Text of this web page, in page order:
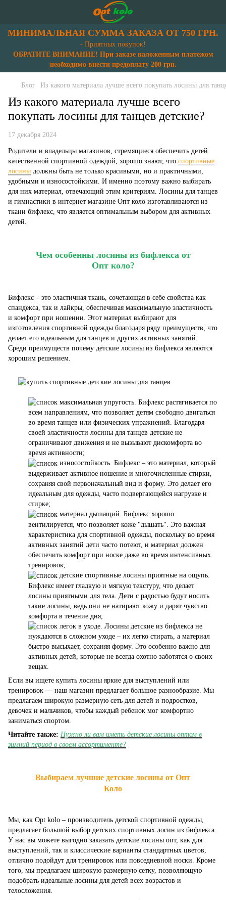
МИНИМАЛЬНАЯ СУММА ЗАКАЗА ОТ 750 ГРН.
- Приятных покупок!
ОБРАТИТЕ ВНИМАНИЕ! При заказе наложенным платежом
необходимо внести предоплату 200 грн.
Блог Из какого материала лучше всего покупать лосины для
Из какого материала лучше всего
покупать лосины для танцев детские?
17 декабря 2024
Родители и владельцы магазинов, стремящиеся обеспечить детей
качественной спортивной одеждой, хорошо знают, что спортивные
лосины должны быть не только красивыми, но и практичными,
удобными и износостойкими. И именно поэтому важно выбирать
для них материал, отвечающий этим критериям. Лосины для танцев
и гимнастики в интернет магазине Опт коло изготавливаются из
ткани бифлекс, что является оптимальным выбором для активных
детей.
Чем особенны лосины из бифлекса от
Опт коло?
Бифлекс – это эластичная ткань, сочетающая в себе свойства как
спандекса, так и лайкры, обеспечивая максимальную эластичность
и комфорт при ношении. Этот материал выбирают для
изготовления спортивной одежды благодаря ряду преимуществ, что
делает его идеальным для танцев и других активных занятий.
Среди преимуществ почему детские лосины из бифлекса являются
хорошим решением.
максимальная упругость. Бифлекс растягивается по
всем направлениям, что позволяет детям свободно двигаться
во время танцев или физических упражнений. Благодаря
своей эластичности лосины для танцев детские не
ограничивают движения и не вызывают дискомфорта во
время активности;
износостойкость. Бифлекс – это материал, который
выдерживает активное ношение и многочисленные стирки,
сохраняя свой первоначальный вид и форму. Это делает его
идеальным для одежды, часто подвергающейся нагрузке и
стирке;
материал дышащий. Бифлекс хорошо
вентилируется, что позволяет коже "дышать". Это важная
характеристика для спортивной одежды, поскольку во время
активных занятий дети часто потеют, и материал должен
обеспечить комфорт при носке даже во время интенсивных
тренировок;
детские спортивные лосины приятные на ощупь.
Бифлекс имеет гладкую и мягкую текстуру, что делает
лосины приятными для тела. Дети с радостью будут носить
такие лосины, ведь они не натирают кожу и дарят чувство
комфорта в течение дня;
легок в уходе. Лосины детские из бифлекса не
нуждаются в сложном уходе – их легко стирать, а материал
быстро высыхает, сохраняя форму. Это особенно важно для
активных детей, которые не всегда охотно заботятся о своих
вещах.
Если вы ищете купить лосины яркие для выступлений или
тренировок — наш магазин предлагает большое разнообразие. Мы
предлагаем широкую размерную сеть для детей и подростков,
девочек и мальчиков, чтобы каждый ребенок мог комфортно
заниматься спортом.
Читайте также: Нужно ли вам иметь детские лосины оптом в
зимний период в своем ассортименте?
Выбираем лучшие детские лосины от Опт
Коло
Мы, как Opt kolo – производитель детской спортивной одежды,
предлагает большой выбор детских спортивных лосин из бифлекса.
У нас вы можете выгодно заказать детские лосины опт, как для
выступлений, так и классические варианты стандартных цветов,
отлично подойдут для тренировок или повседневной носки. Кроме
того, мы предлагаем широкую размерную сетку, позволяющую
подобрать идеальные лосины для детей всех возрастов и
телосложения.